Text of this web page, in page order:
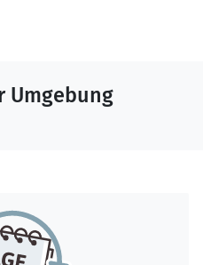
Umgebung